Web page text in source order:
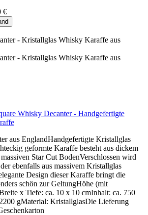
€
Whisky Decanter - Handgefertigte
aus EnglandHandgefertigte Kristallglas
geformte Karaffe besteht aus dickem
Star Cut BodenVerschlossen wird
ebenfalls aus massivem Kristallglas
Design dieser Karaffe bringt die
schön zur GeltungHöhe (mit
x Tiefe: ca. 10 x 10 cmInhalt: ca. 750
gMaterial: KristallglasDie Lieferung